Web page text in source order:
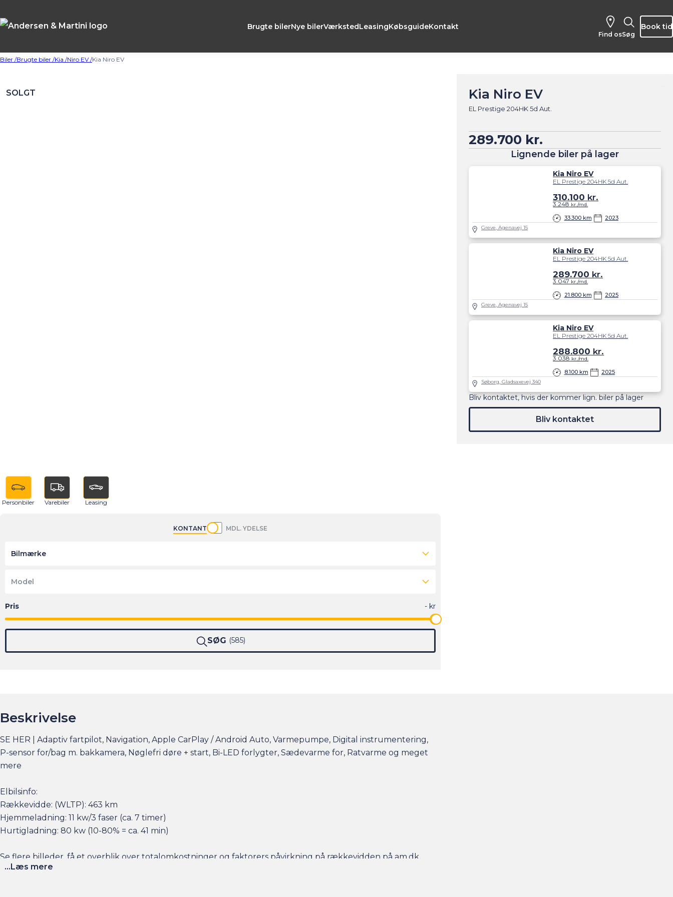
Brugte bilerNye bilerVærkstedLeasingKøbsguideKontakt
Find os Søg
Book tid
Biler /Brugte biler /Kia /Niro EV /Kia Niro EV
SOLGT Kia Niro EV
EL Prestige 204HK 5d Aut.
289.700 kr.
Lignende biler på lager
Kia Niro EV
EL Prestige 204HK 5d Aut.
33.300 km 2023
310.100 kr.
3.248 kr./md.
Greve, Agenavej 15
Kia Niro EV
EL Prestige 204HK 5d Aut.
21.800 km 2025
289.700 kr.
3.047 kr./md.
Greve, Agenavej 15
Kia Niro EV
EL Prestige 204HK 5d Aut.
8.100 km 2025
288.800 kr.
3.038 kr./md.
Søborg, Gladsaxevej 340
Bliv kontaktet, hvis der kommer lign. biler på lager
Bliv kontaktet
Personbiler Varebiler Leasing
KONTANT MDL. YDELSE
Bilmærke
Model
SØG 585
Beskrivelse
SE HER | Adaptiv fartpilot, Navigation, Apple CarPlay / Android Auto, Varmepumpe, Digital instrumentering,
P-sensor for/bag m. bakkamera, Nøglefri døre + start, Bi-LED forlygter, Sædevarme for, Ratvarme og meget
mere
Elbilsinfo:
Rækkevidde: (WLTP): 463 km
Hjemmeladning: 11 kw/3 faser (ca. 7 timer)
Hurtigladning: 80 kw (10-80% = ca. 41 min)
Se flere billeder, få et overblik over totalomkostninger og faktorers påvirkning på rækkevidden på am.dk
...Læs mere